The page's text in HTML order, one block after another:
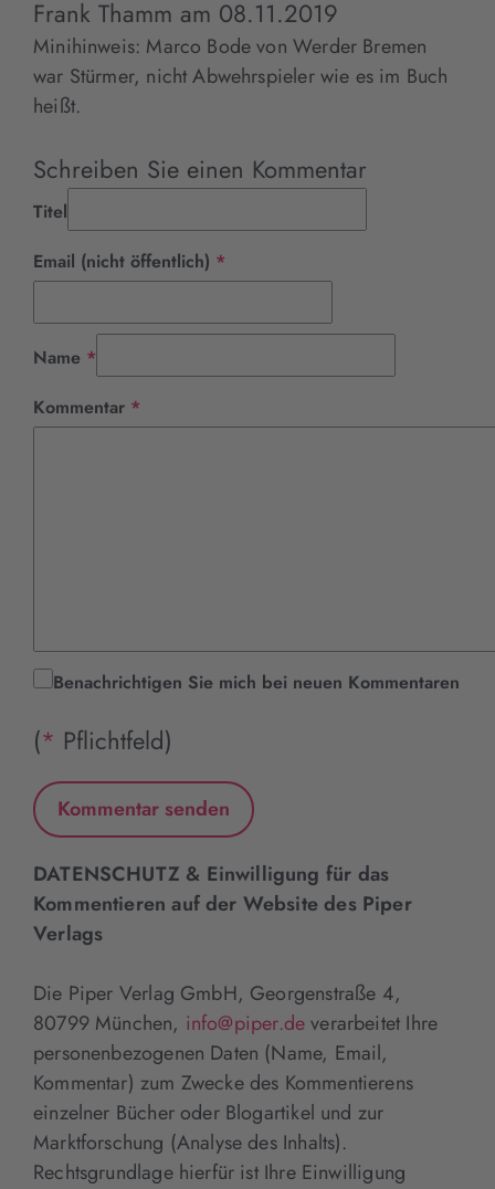
Frank Thamm am 08.11.2019
Minihinweis: Marco Bode von Werder Bremen
war Stürmer, nicht Abwehrspieler wie es im Buch
heißt.
Schreiben Sie einen Kommentar
Titel
Email (nicht öffentlich) *
Name *
Kommentar *
Benachrichtigen Sie mich bei neuen Kommentaren
(* Pflichtfeld)
DATENSCHUTZ & Einwilligung für das
Kommentieren auf der Website des Piper
Verlags
Die Piper Verlag GmbH, Georgenstraße 4,
80799 München, info@piper.deverarbeitet Ihre
personenbezogenen Daten (Name, Email,
Kommentar) zum Zwecke des Kommentierens
einzelner Bücher oder Blogartikel und zur
Marktforschung (Analyse des Inhalts).
Rechtsgrundlage hierfür ist Ihre Einwilligung